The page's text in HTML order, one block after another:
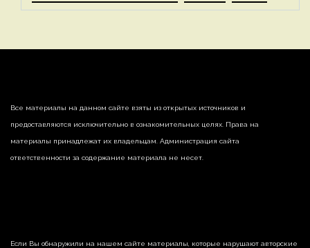
Все материалы на данном сайте взяты из открытых источников и
предоставляются исключительно в ознакомительных целях. Права на
материалы принадлежат их владельцам. Администрация сайта
ответственности за содержание материала не несет.
Если Вы обнаружили на нашем сайте материалы, которые нарушают авторские